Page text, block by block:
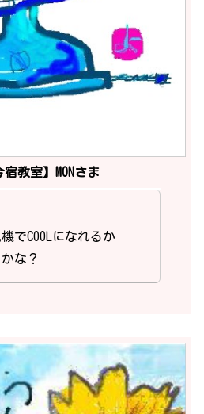
教室】MONさま
でCOOLになれるか
な？